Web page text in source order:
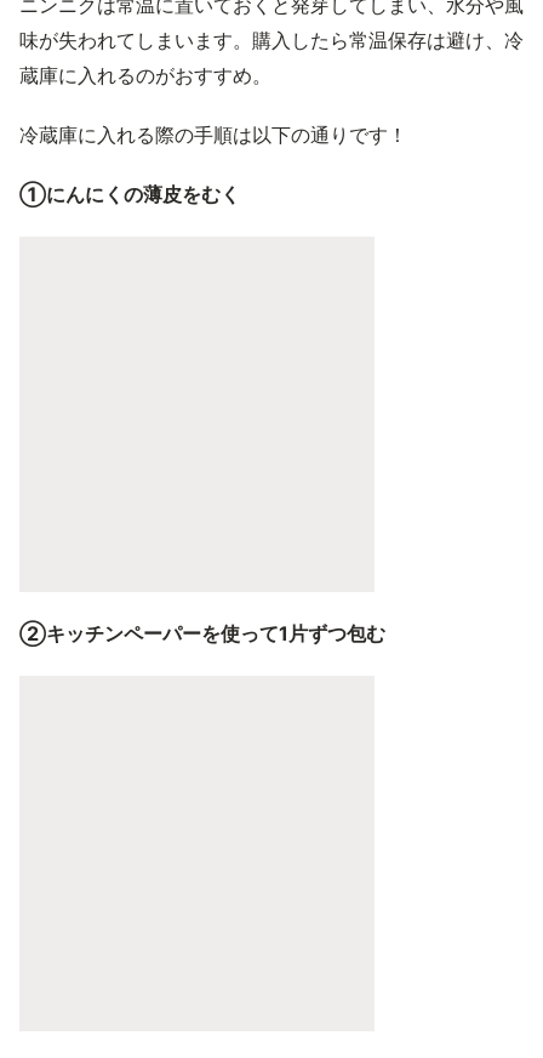
ニンニクは常温に置いておくと発芽してしまい、水分や風
味が失われてしまいます。購入したら常温保存は避け、冷
蔵庫に入れるのがおすすめ。
冷蔵庫に入れる際の手順は以下の通りです！
①にんにくの薄皮をむく
②キッチンペーパーを使って1片ずつ包む